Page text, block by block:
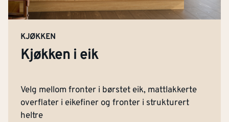
KJØKKEN
Kjøkken i eik
Velg mellom fronter i børstet eik, mattlakkerte
overflater i eikefiner og fronter i strukturert
heltre